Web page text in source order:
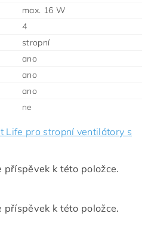
max. 16 W
4
stropní
ano
ano
ano
ne
Life pro stropní ventilátory s
k této položce.
k této položce.